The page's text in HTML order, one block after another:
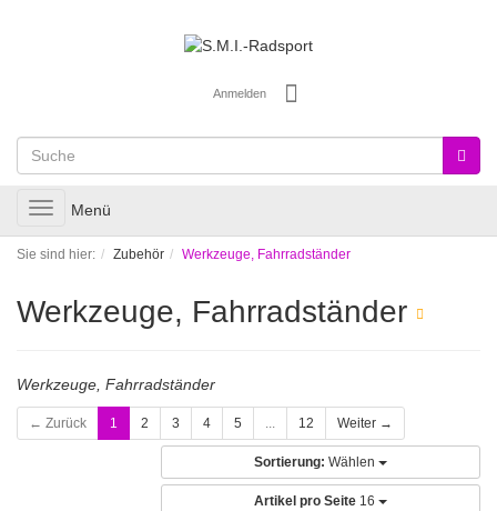
Anmelden
Toggle
navigation
Menü
Sie sind hier: Zubehör Werkzeuge, Fahrradständer
Werkzeuge, Fahrradständer
Werkzeuge, Fahrradständer
← Zurück 1 2 3 4 5 ... 12 Weiter →
Sortierung: Wählen
Artikel pro Seite 16